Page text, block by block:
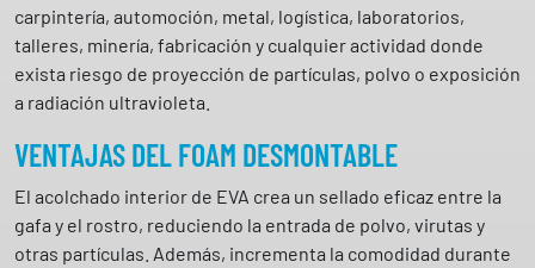
carpintería, automoción, metal, logística, laboratorios,
talleres, minería, fabricación y cualquier actividad donde
exista riesgo de proyección de partículas, polvo o exposición
a radiación ultravioleta.
VENTAJAS DEL FOAM DESMONTABLE
El acolchado interior de EVA crea un sellado eficaz entre la
gafa y el rostro, reduciendo la entrada de polvo, virutas y
otras partículas. Además, incrementa la comodidad durante